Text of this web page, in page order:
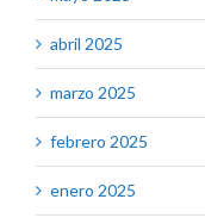
abril 2025
marzo 2025
febrero 2025
enero 2025